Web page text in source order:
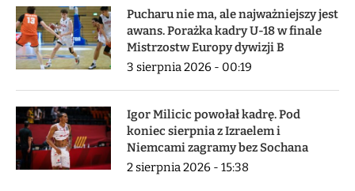
Pucharu nie ma, ale najważniejszy jest
awans. Porażka kadry U-18 w finale
Mistrzostw Europy dywizji B
3 sierpnia 2026 - 00:19
Igor Milicic powołał kadrę. Pod
koniec sierpnia z Izraelem i
Niemcami zagramy bez Sochana
2 sierpnia 2026 - 15:38